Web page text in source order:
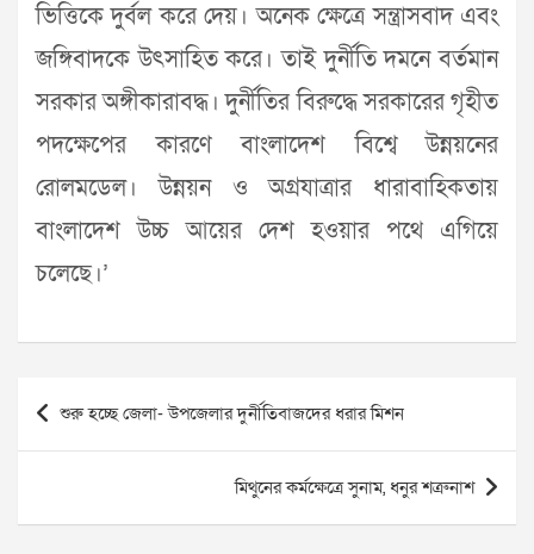
ভিত্তিকে দুর্বল করে দেয়। অনেক ক্ষেত্রে সন্ত্রাসবাদ এবং
জঙ্গিবাদকে উৎসাহিত করে। তাই দুর্নীতি দমনে বর্তমান
সরকার অঙ্গীকারাবদ্ধ। দুর্নীতির বিরুদ্ধে সরকারের গৃহীত
পদক্ষেপের কারণে বাংলাদেশ বিশ্বে উন্নয়নের
রোলমডেল। উন্নয়ন ও অগ্রযাত্রার ধারাবাহিকতায়
বাংলাদেশ উচ্চ আয়ের দেশ হওয়ার পথে এগিয়ে
চলেছে।’
Post
navigation
শুরু হচ্ছে জেলা- উপজেলার দুর্নীতিবাজদের ধরার মিশন
মিথুনের কর্মক্ষেত্রে সুনাম, ধনুর শত্রুনাশ